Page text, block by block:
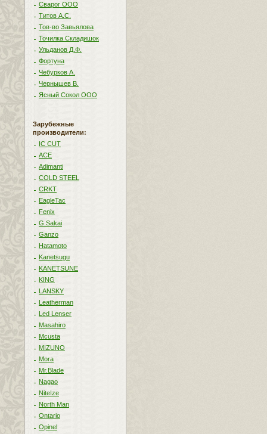
Сварог ООО
Титов А.С.
Тов-во Завьялова
Точилка Складишок
Ульданов Д.Ф.
Фортуна
Чебурков А.
Чернышев В.
Ясный Сокол ООО
Зарубежные
производители:
IC CUT
ACE
Adimanti
COLD STEEL
CRKT
EagleTac
Fenix
G.Sakai
Ganzo
Hatamoto
Kanetsugu
KANETSUNE
KING
LANSKY
Leatherman
Led Lenser
Masahiro
Mcusta
MIZUNO
Mora
Mr.Blade
Nagao
NiteIze
North Man
Ontario
Opinel